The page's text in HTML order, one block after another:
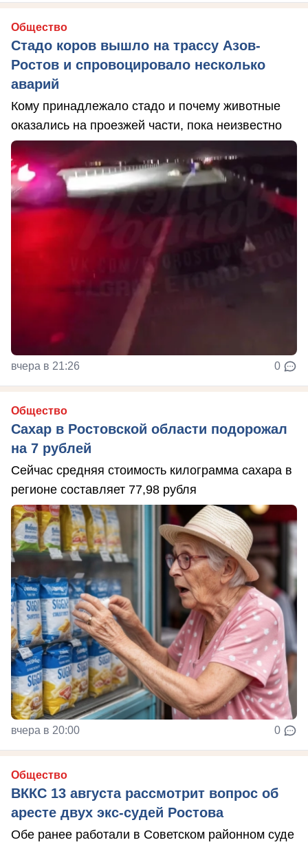
Общество
Стадо коров вышло на трассу Азов-
Ростов и спровоцировало несколько
аварий
Кому принадлежало стадо и почему животные
оказались на проезжей части, пока неизвестно
вчера в 21:26 0
Общество
Сахар в Ростовской области подорожал
на 7 рублей
Сейчас средняя стоимость килограмма сахара в
регионе составляет 77,98 рубля
вчера в 20:00 0
Общество
ВККС 13 августа рассмотрит вопрос об
аресте двух экс-судей Ростова
Обе ранее работали в Советском районном суде